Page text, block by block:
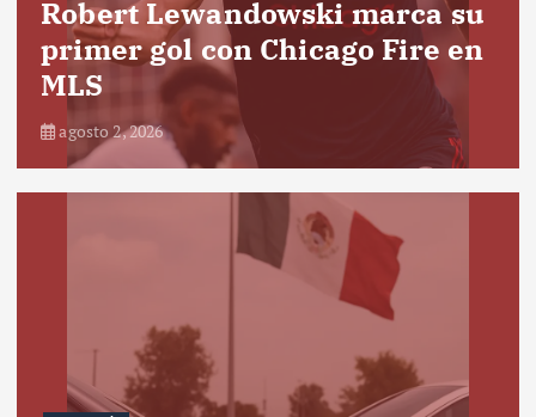
Robert Lewandowski marca su
primer gol con Chicago Fire en
MLS
agosto 2, 2026